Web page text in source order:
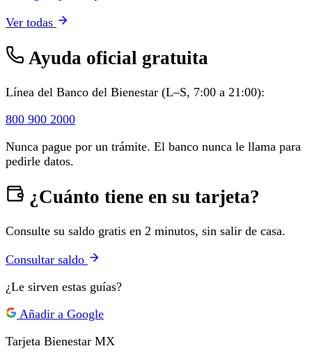
Ver todas
Ayuda oficial gratuita
Línea del Banco del Bienestar (L–S, 7:00 a 21:00):
800 900 2000
Nunca pague por un trámite. El banco nunca le llama para
pedirle datos.
¿Cuánto tiene en su tarjeta?
Consulte su saldo gratis en 2 minutos, sin salir de casa.
Consultar saldo
¿Le sirven estas guías?
Añadir a Google
Tarjeta Bienestar MX